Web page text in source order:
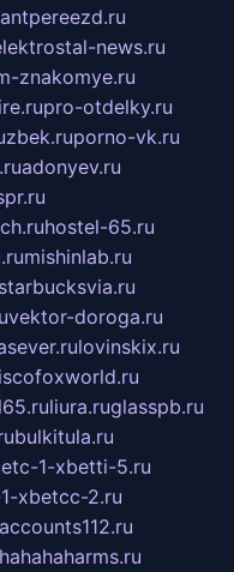
news.ru
znakomye.ru
pro-otdelky.ru
porno-vk.ru
adonyev.ru
hostel-65.ru
mishinlab.ru
starbucksvia.ru
vektor-doroga.ru
lovinskix.ru
liura.ruglasspb.ru
bulkitula.ru
1-xbetti-5.ru
xbetcc-2.ru
accounts112.ru
hahahaharms.ru